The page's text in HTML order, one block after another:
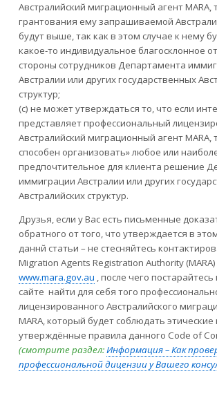
Австралийский миграционный агент MARA,
грантования ему запрашиваемой
будут выше, так как в этом случае к нему
какое-то индивидуальное благосклонное
стороны сотрудников Департамента
Австралии или других государственных
структур;
(с) не может утверждаться то, что если
представляет профессиональный
Австралийский миграционный агент MARA,
способен организовать» любое или
предпочтительное для клиента решение
иммиграции Австралии или других
Австралийских структур.
Друзья, если у Вас есть письменные
обратного от того, что утверждается в
даннй статьи – не стесняйтесь
Migration Agents Registration Authority (MARA)
www.mara.gov.au , после чего
сайте найти для себя того
лицензированного Австралийского
MARA, который будет соблюдать
утверждённые правила данного Code of
(смотрите раздел:Информация – Как
профессиональной дицензии у Вашего